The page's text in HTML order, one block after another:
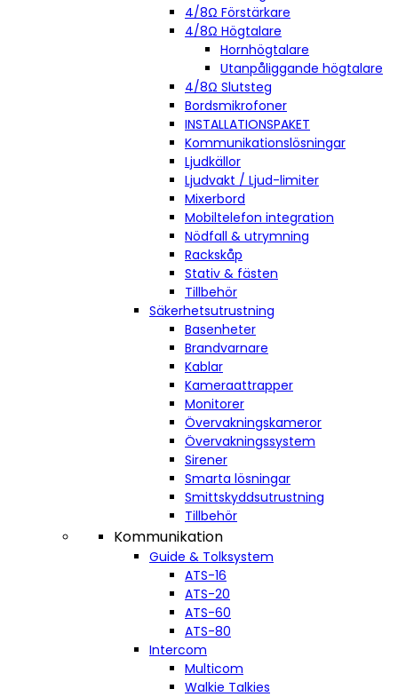
4/8Ω Förstärkare
4/8Ω Högtalare
Hornhögtalare
Utanpåliggande högtalare
4/8Ω Slutsteg
Bordsmikrofoner
INSTALLATIONSPAKET
Kommunikationslösningar
Ljudkällor
Ljudvakt / Ljud-limiter
Mixerbord
Mobiltelefon integration
Nödfall & utrymning
Rackskåp
Stativ & fästen
Tillbehör
Säkerhetsutrustning
Basenheter
Brandvarnare
Kablar
Kameraattrapper
Monitorer
Övervakningskameror
Övervakningssystem
Sirener
Smarta lösningar
Smittskyddsutrustning
Tillbehör
Kommunikation
Guide & Tolksystem
ATS-16
ATS-20
ATS-60
ATS-80
Intercom
Multicom
Walkie Talkies